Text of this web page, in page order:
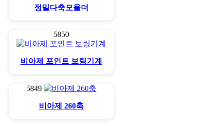
정밀다축모울더
5850
비아제 포인트 보링기계
5849
비아제 260축